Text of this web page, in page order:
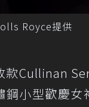
Royce提供
款Cullinan
鋼小型歡慶女